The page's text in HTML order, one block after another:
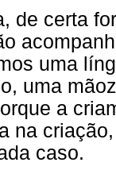
de certa
uma
uma
a
na
caso.